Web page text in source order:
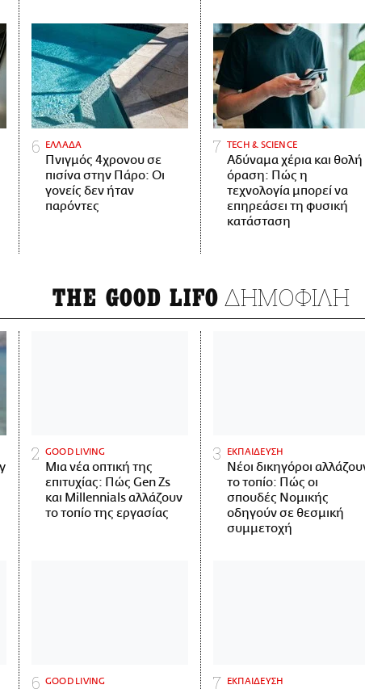
ΕΛΛΑΔΑ
Πνιγμός 4χρονου σε
πισίνα στην Πάρο: Οι
γονείς δεν ήταν
παρόντες
ΤECH & SCIENCE
Αδύναμα χέρια και θολή
όραση: Πώς η
τεχνολογία μπορεί να
επηρεάσει τη φυσική
κατάσταση
THE GOOD LIFO ΔΗΜΟΦΙΛΗ
GOOD LIVING
Μια νέα οπτική της
επιτυχίας: Πώς Gen Zs
και Millennials αλλάζουν
το τοπίο της εργασίας
ΕΚΠΑΙΔΕΥΣΗ
Νέοι δικηγόροι
το τοπίο: Πώς οι
σπουδές Νομικής
οδηγούν σε θεσμική
συμμετοχή
GOOD LIVING ΕΚΠΑΙΔΕΥΣΗ